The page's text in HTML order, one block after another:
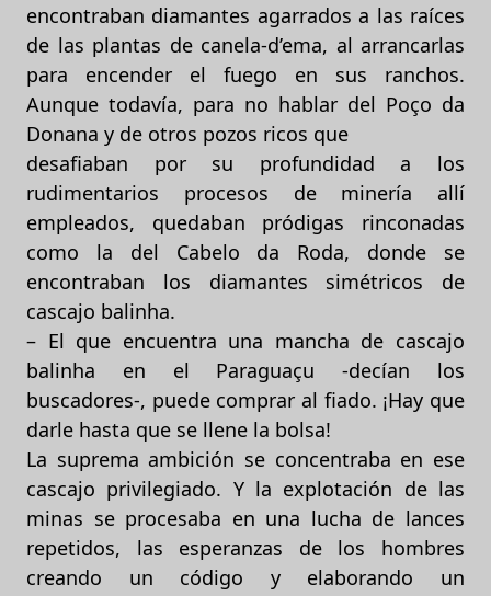
encontraban diamantes agarrados a las raíces
de las plantas de canela-d’ema, al arrancarlas
para encender el fuego en sus ranchos.
Aunque todavía, para no hablar del Poço da
Donana y de otros pozos ricos que
desafiaban por su profundidad a los
rudimentarios procesos de minería allí
empleados, quedaban pródigas rinconadas
como la del Cabelo da Roda, donde se
encontraban los diamantes simétricos de
cascajo balinha.
– El que encuentra una mancha de cascajo
balinha en el Paraguaçu -decían los
buscadores-, puede comprar al fiado. ¡Hay que
darle hasta que se llene la bolsa!
La suprema ambición se concentraba en ese
cascajo privilegiado. Y la explotación de las
minas se procesaba en una lucha de lances
repetidos, las esperanzas de los hombres
creando un código y elaborando un